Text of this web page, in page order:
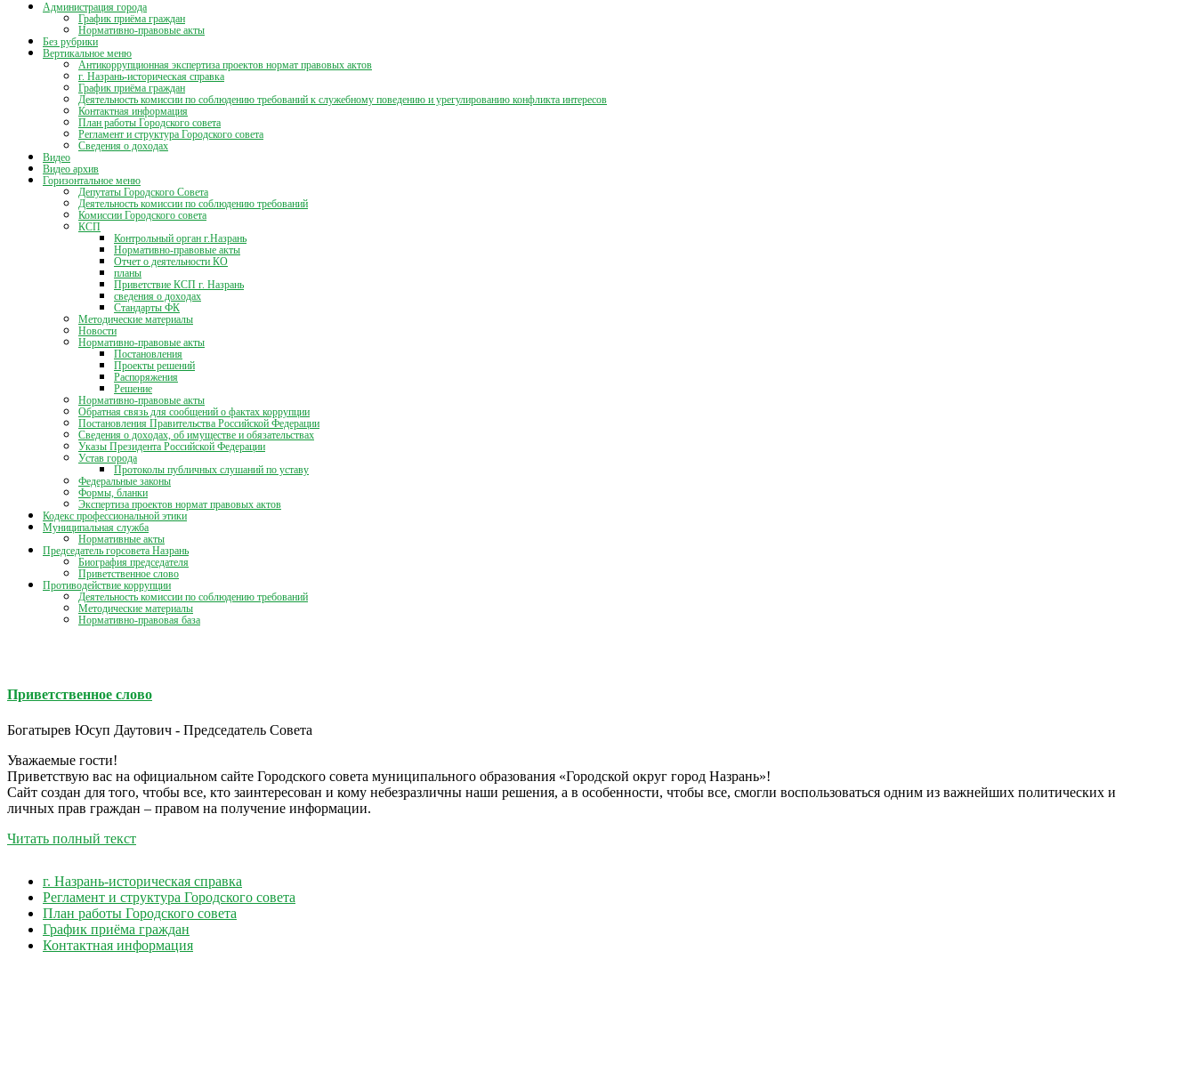
Администрация города
График приёма граждан
Нормативно-правовые акты
Без рубрики
Вертикальное меню
Антикоррупционная экспертиза проектов нормат правовых актов
г. Назрань-историческая справка
График приёма граждан
Деятельность комиссии по соблюдению требований к служебному поведению и урегулированию конфликта интересов
Контактная информация
План работы Городского совета
Регламент и структура Городского совета
Сведения о доходах
Видео
Видео архив
Горизонтальное меню
Депутаты Городского Совета
Деятельность комиссии по соблюдению требований
Комиссии Городского совета
КСП
Контрольный орган г.Назрань
Нормативно-правовые акты
Отчет о деятельности КО
планы
Приветствие КСП г. Назрань
сведения о доходах
Стандарты ФК
Методические материалы
Новости
Нормативно-правовые акты
Постановления
Проекты решений
Распоряжения
Решение
Нормативно-правовые акты
Обратная связь для сообщений о фактах коррупции
Постановления Правительства Российской Федерации
Сведения о доходах, об имуществе и обязательствах
Указы Президента Российской Федерации
Устав города
Протоколы публичных слушаний по уставу
Федеральные законы
Формы, бланки
Экспертиза проектов нормат правовых актов
Кодекс профессиональной этики
Муниципальная служба
Нормативные акты
Председатель горсовета Назрань
Биография председателя
Приветственное слово
Противодействие коррупции
Деятельность комиссии по соблюдению требований
Методические материалы
Нормативно-правовая база
Приветственное слово
Богатырев Юсуп Даутович - Председатель Совета
Уважаемые гости!
Приветствую вас на официальном сайте Городского совета муниципального образования «Городской округ город Назрань»!
Сайт создан для того, чтобы все, кто заинтересован и кому небезразличны наши решения, а в особенности, чтобы все, смогли воспользоваться одним из важнейших политических и
личных прав граждан – правом на получение информации.
Читать полный текст
г. Назрань-историческая справка
Регламент и структура Городского совета
План работы Городского совета
График приёма граждан
Контактная информация